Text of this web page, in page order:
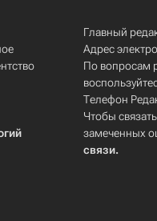
Главный
Адрес
По вопросам
Телефон
Чтобы
замеченных
связи.